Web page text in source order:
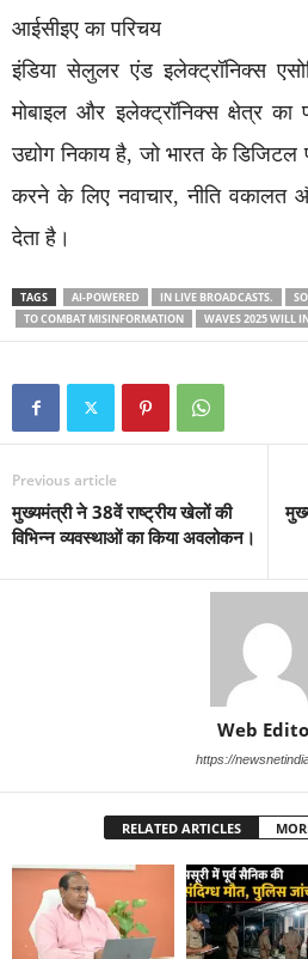
आईसीइए का परिचय
इंडिया सेलुलर एंड इलेक्ट्रॉनिक्स
मोबाइल और इलेक्ट्रॉनिक्स क्षेत्र का
उद्योग निकाय है, जो भारत के डिजिटल
करने के लिए नवाचार, नीति वकालत
देता है।
TAGS AI-POWERED IN LIVE BROADCASTS.
TO COMBAT MISINFORMATION
WAVES 2025 WILL
Previous article
मुख्यमंत्री ने 38वें राष्ट्रीय खेलों की
विभिन्न व्यवस्थाओं का किया अवलोकन।
Web
https://
RELATED ARTICLES